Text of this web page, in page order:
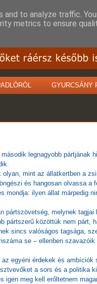
GYURCSÁNY
legnagyobb pártjának
olyan, mint az állatkertben a
és hangosan olvassa a
mondja: ilyen állat márpedig
pártszövetség, melynek
pártszerű közöttük nem párt,
sincs valóságos tagsága,
se – ellenben szavazóik
az egyéni érdekek és ambíciók
a sors és a politika
igen meg kell erőltetnem
to analyze traffic.
metrics to ensure